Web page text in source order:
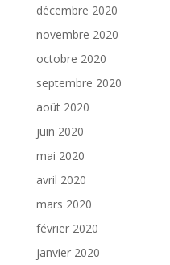
décembre 2020
novembre 2020
octobre 2020
septembre 2020
août 2020
juin 2020
mai 2020
avril 2020
mars 2020
février 2020
janvier 2020